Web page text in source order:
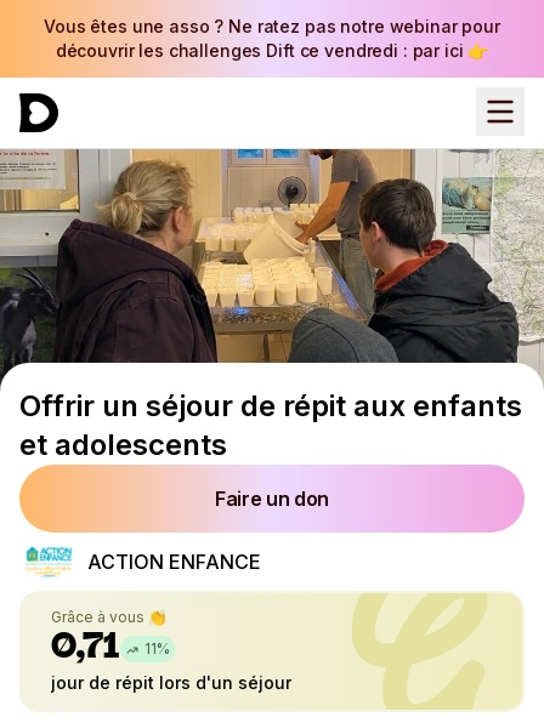
Vous êtes une asso ? Ne ratez pas notre webinar pour
découvrir les challenges Dift ce vendredi : par ici 👉
Offrir un séjour de répit aux enfants
et adolescents
Faire un don
ACTION ENFANCE
Grâce à vous 👏
0,71 11%
jour de répit lors d'un séjour